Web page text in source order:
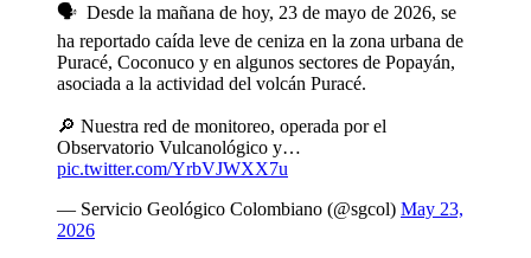
🗣 ️ Desde la mañana de hoy, 23 de mayo de 2026, se
ha reportado caída leve de ceniza en la zona urbana de
Puracé, Coconuco y en algunos sectores de Popayán,
asociada a la actividad del volcán Puracé.
🔎 Nuestra red de monitoreo, operada por el
Observatorio Vulcanológico y…
pic.twitter.com/YrbVJWXX7u
— Servicio Geológico Colombiano (@sgcol) May 23,
2026